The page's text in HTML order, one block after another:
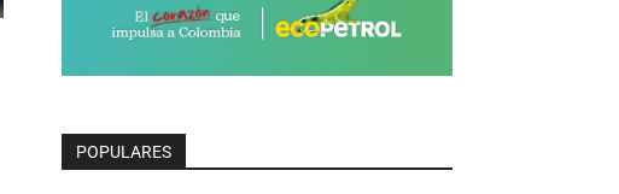
POPULARES